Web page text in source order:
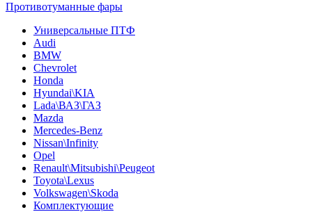
Противотуманные фары
Универсальные ПТФ
Audi
BMW
Chevrolet
Honda
Hyundai\KIA
Lada\ВАЗ\ГАЗ
Mazda
Mercedes-Benz
Nissan\Infinity
Opel
Renault\Mitsubishi\Peugeot
Toyota\Lexus
Volkswagen\Skoda
Комплектующие